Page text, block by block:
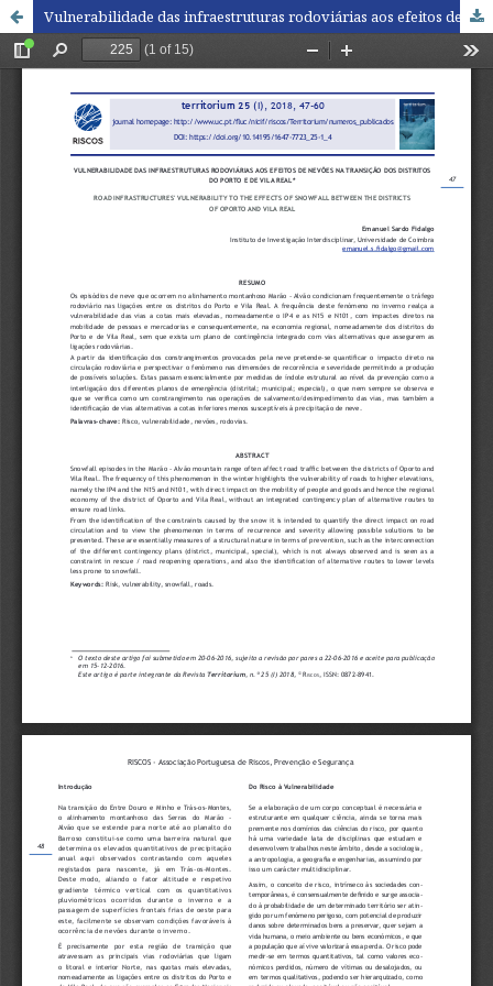
Vulnerabilidade das infraestruturas rodoviárias aos efeitos de nevões na transição dos distritos do Porto e de Vila Real